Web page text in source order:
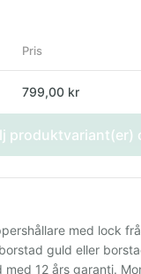
Pris
799,00 kr
produktvariant(er)
med lock
guld eller
med 12 års garanti.